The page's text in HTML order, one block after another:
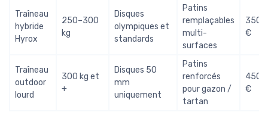
Traîneau
hybride
Hyrox
250–300
kg
Disques
olympiques et
standards
Patins
remplaçables
multi-
surfaces
€
Traîneau
outdoor
lourd
300 kg et
+
Disques 50
mm
uniquement
Patins
renforcés
pour gazon /
tartan
€